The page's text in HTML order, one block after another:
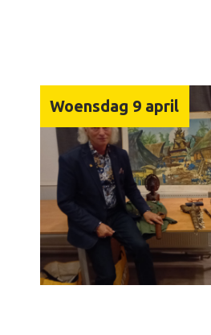
Woensdag 9 april